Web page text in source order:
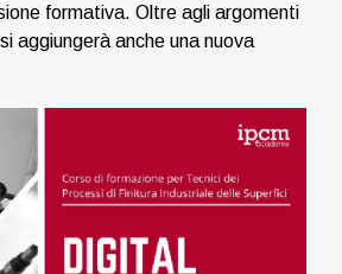
formativa. Oltre agli argomenti
aggiungerà anche una nuova